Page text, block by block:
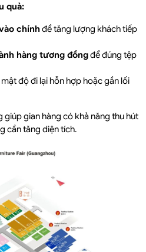
quả:
chínhđể tăng lượng khách tiếp
hàng tương đồngđể đúng tệp
độ đi lại hỗn hợp hoặc gần lối
gian hàng có khả năng thu hút
cần tăng diện tích.